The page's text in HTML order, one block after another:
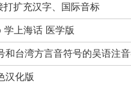
打扩充汉字、国际音标
上海话 医学版
和台湾方言音符号的吴语注
汉化版